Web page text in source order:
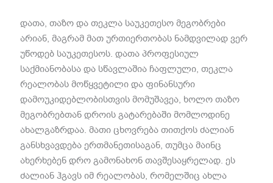
დათა, თაზო და თეკლა საუკეთესო მეგობრები
არიან, მაგრამ მათ ურთიერთობას ნამდვილად ვერ
უწოდებ საუკეთესოს. დათა პროფესიულ
საქმიანობასა და სწავლაშია ჩაფლული, თეკლა
რეალობას მოწყვეტილი და ფინანსური
დამოუკიდებლობისთვის მომუშავეა, ხოლო თაზო
მეგობრებთან დროის გატარებაში მომლოდინე
ახალგაზრდაა. მათი ცხოვრება თითქოს ძალიან
განსხვავდება ერთმანეთისაგან, თუმცა მაინც
ახერხებენ დრო გამონახონ თავშესაყრელად. ეს
ძალიან ჰგავს იმ რეალობას, რომელშიც ახლა